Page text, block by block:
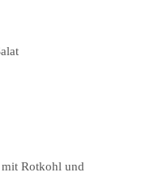
Rotkohl und